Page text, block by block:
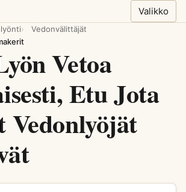
Valikko
Vedonvälittäjät
Vetoa
Etu Jota
Vedonlyöjät